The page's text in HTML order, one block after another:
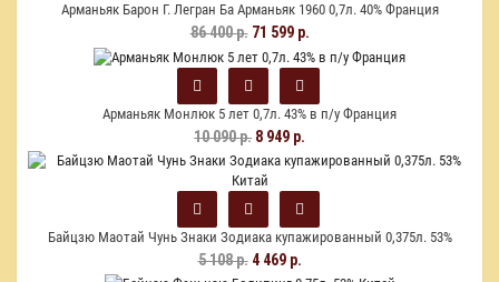
Арманьяк Барон Г. Легран Ба Арманьяк 1960 0,7л. 40% Франция
86 400 р.71 599 р.
Арманьяк Монлюк 5 лет 0,7л. 43% в п/у Франция
10 090 р. 8 949 р.
Байцзю Маотай Чунь Знаки Зодиака купажированный 0,375л. 53%
Китай
5 108 р.4 469 р.